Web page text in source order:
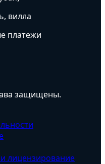
вилла
платежи
защищены.
лицензирование